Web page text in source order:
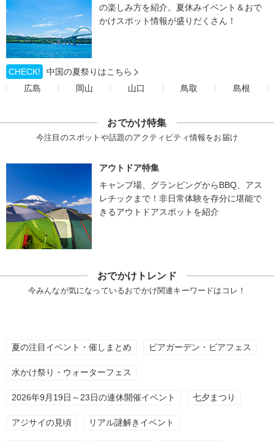
の楽しみ方を紹介。夏休みイベント＆おで
かけスポット情報が盛りだくさん！
CHECK!
中国の夏祭りはこちら
広島
岡山 山口 鳥取 島根
おでかけ特集
今注目のスポットや話題のアクティビティ情報をお届け
アウトドア特集
キャンプ場、グランピングからBBQ、アス
レチックまで！非日常体験を存分に堪能で
きるアウトドアスポットを紹介
おでかけトレンド
今みんなが気になっているおでかけ関連キーワードはコレ！
夏の注目イベント・催しまとめ ビアガーデン・ビアフェス
水かけ祭り・ウォーターフェス
2026年9月19日～23日の連休開催イベント 七夕まつり
アジサイの見頃 リアル謎解きイベント